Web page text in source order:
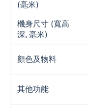
(毫米)
機身尺寸 (寬高
深, 毫米)
顏色及物料
其他功能